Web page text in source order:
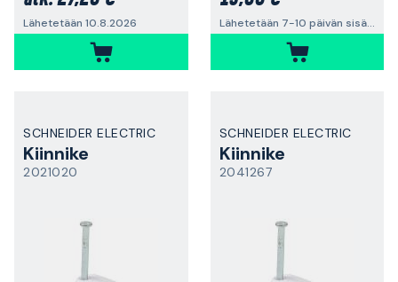
Lähetetään 10.8.2026 Lähetetään 7-10 päivän sisällä
SCHNEIDER ELECTRIC
Kiinnike
2021020
SCHNEIDER ELECTRIC
Kiinnike
2041267